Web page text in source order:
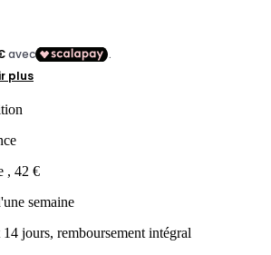
, 42 €
semaine
jours, remboursement intégral